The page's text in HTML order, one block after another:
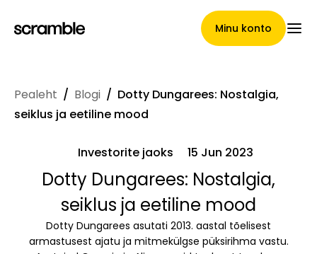
Minu konto
Pealeht
Nõuete loovutamise
tingimused
Pealeht / Blogi / Dotty Dungarees: Nostalgia,
seiklus ja eetiline mood
Investorite jaoks 15 Jun 2023
Dotty Dungarees: Nostalgia,
seiklus ja eetiline mood
Dotty Dungarees asutati 2013. aastal tõelisest
armastusest ajatu ja mitmekülgse püksirihma vastu.